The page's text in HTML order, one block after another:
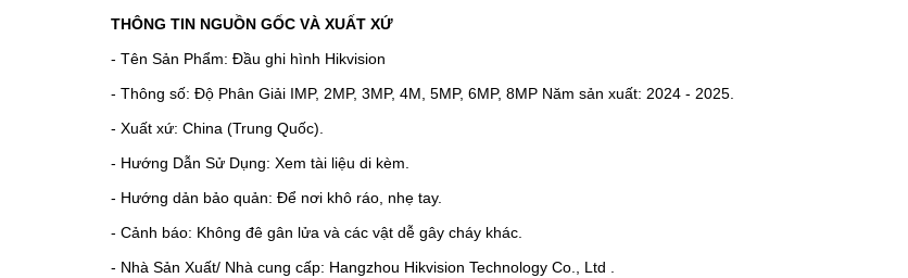
THÔNG TIN NGUỒN GỐC VÀ XUẤT XỨ
- Tên Sản Phẩm: Đầu ghi hình Hikvision
- Thông số: Độ Phân Giải IMP, 2MP, 3MP, 4M, 5MP, 6MP, 8MP Năm sản xuất: 2024 - 2025.
- Xuất xứ: China (Trung Quốc).
- Hướng Dẫn Sử Dụng: Xem tài liệu di kèm.
- Hướng dản bảo quản: Để nơi khô ráo, nhẹ tay.
- Cảnh báo: Không đê gân lửa và các vật dễ gây cháy khác.
- Nhà Sản Xuất/ Nhà cung cấp: Hangzhou Hikvision Technology Co., Ltd .